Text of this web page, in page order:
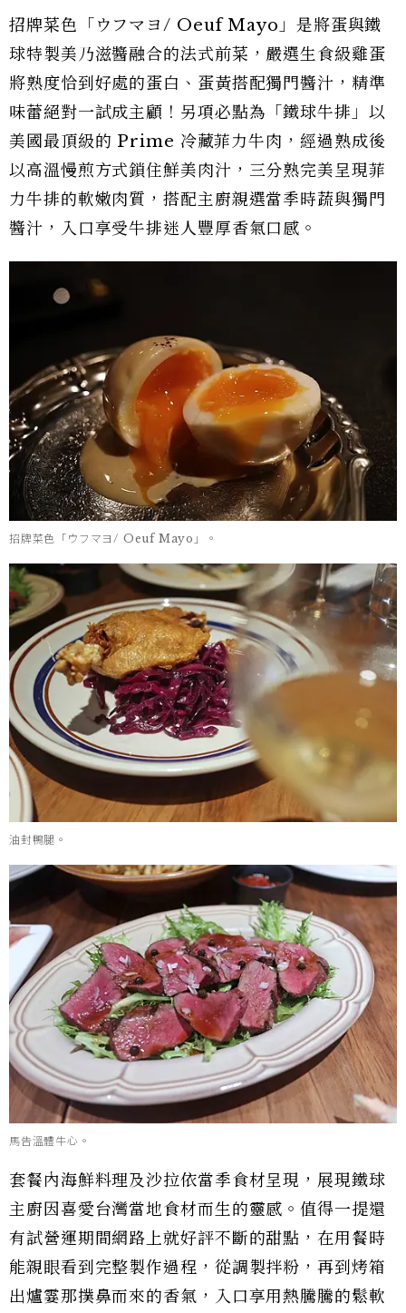
招牌菜色「ウフマヨ/ Oeuf Mayo」是將蛋與鐵
球特製美乃滋醬融合的法式前菜，嚴選生食級雞蛋
將熟度恰到好處的蛋白、蛋黃搭配獨門醬汁，精準
味蕾絕對一試成主顧！另項必點為「鐵球牛排」以
美國最頂級的 Prime 冷藏菲力牛肉，經過熟成後
以高溫慢煎方式鎖住鮮美肉汁，三分熟完美呈現菲
力牛排的軟嫩肉質，搭配主廚親選當季時蔬與獨門
醬汁，入口享受牛排迷人豐厚香氣口感。
招牌菜色「ウフマヨ/ Oeuf Mayo」。
油封鴨腿。
馬告溫體牛心。
套餐內海鮮料理及沙拉依當季食材呈現，展現鐵球
主廚因喜愛台灣當地食材而生的靈感。值得一提還
有試營運期間網路上就好評不斷的甜點，在用餐時
能親眼看到完整製作過程，從調製拌粉，再到烤箱
出爐霎那撲鼻而來的香氣，入口享用熱騰騰的鬆軟